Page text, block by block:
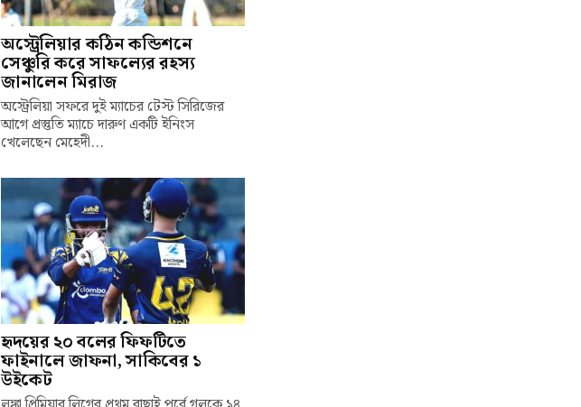
অস্ট্রেলিয়ার কঠিন কন্ডিশনে
সেঞ্চুরি করে সাফল্যের রহস্য
জানালেন মিরাজ
অস্ট্রেলিয়া সফরে দুই ম্যাচের টেস্ট সিরিজের
আগে প্রস্তুতি ম্যাচে দারুণ একটি ইনিংস
খেলেছেন মেহেদী...
হৃদয়ের ২০ বলের ফিফটিতে
ফাইনালে জাফনা, সাকিবের ১
উইকেট